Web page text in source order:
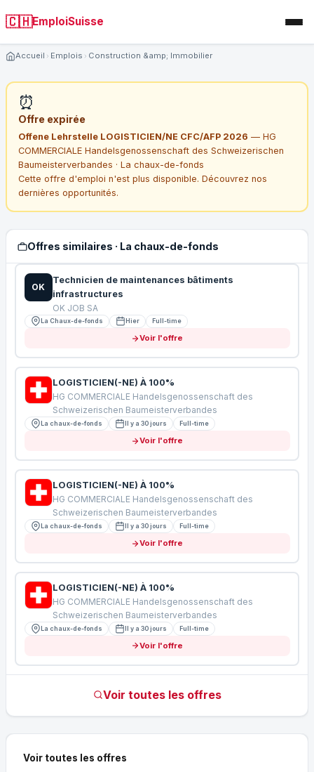
🇨🇭EmploiSuisse
Accueil Emplois Construction &amp; Immobilier
⏰
Offre expirée
Offene Lehrstelle LOGISTICIEN/NE CFC/AFP 2026 — HG
COMMERCIALE Handelsgenossenschaft des Schweizerischen
Baumeisterverbandes · La chaux-de-fonds
Cette offre d'emploi n'est plus disponible. Découvrez nos
dernières opportunités.
Offres similaires · La chaux-de-fonds
OK
Technicien de maintenances bâtiments
infrastructures
OK JOB SA
La Chaux-de-fonds Hier Full-time
Voir l'offre
LOGISTICIEN(-NE) À 100%
HG COMMERCIALE Handelsgenossenschaft des
Schweizerischen Baumeisterverbandes
La chaux-de-fonds Il y a 30 jours Full-time
Voir l'offre
LOGISTICIEN(-NE) À 100%
HG COMMERCIALE Handelsgenossenschaft des
Schweizerischen Baumeisterverbandes
La chaux-de-fonds Il y a 30 jours Full-time
Voir l'offre
LOGISTICIEN(-NE) À 100%
HG COMMERCIALE Handelsgenossenschaft des
Schweizerischen Baumeisterverbandes
La chaux-de-fonds Il y a 30 jours Full-time
Voir l'offre
Voir toutes les offres
Voir toutes les offres